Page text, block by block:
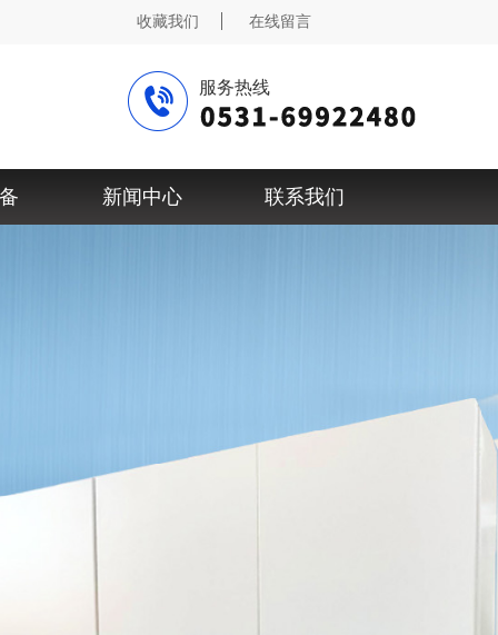
收藏我们 在线留言
服务热线
新闻中心 联系我们